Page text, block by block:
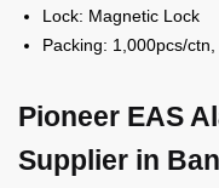
Lock: Magnetic Lock
Packing: 1,000pcs/
Pioneer EAS
Supplier in